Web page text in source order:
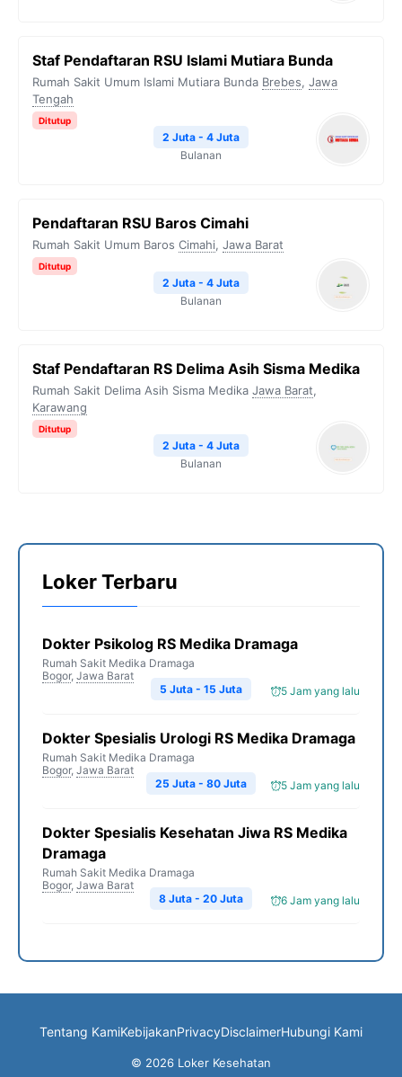
Staf Pendaftaran RSU Islami Mutiara Bunda
Rumah Sakit Umum Islami Mutiara Bunda Brebes, Jawa
Tengah
Ditutup
2 Juta - 4 Juta
Bulanan
Pendaftaran RSU Baros Cimahi
Rumah Sakit Umum Baros Cimahi, Jawa Barat
Ditutup
2 Juta - 4 Juta
Bulanan
Staf Pendaftaran RS Delima Asih Sisma Medika
Rumah Sakit Delima Asih Sisma Medika Jawa Barat,
Karawang
Ditutup
2 Juta - 4 Juta
Bulanan
Loker Terbaru
Dokter Psikolog RS Medika Dramaga
Rumah Sakit Medika Dramaga
Bogor, Jawa Barat
5 Jam yang lalu
5 Juta - 15 Juta
Dokter Spesialis Urologi RS Medika Dramaga
Rumah Sakit Medika Dramaga
Bogor, Jawa Barat
5 Jam yang lalu
25 Juta - 80 Juta
Dokter Spesialis Kesehatan Jiwa RS Medika
Dramaga
Rumah Sakit Medika Dramaga
Bogor, Jawa Barat
6 Jam yang lalu
8 Juta - 20 Juta
Tentang KamiKebijakanPrivacyDisclaimerHubungi Kami
© 2026 Loker Kesehatan